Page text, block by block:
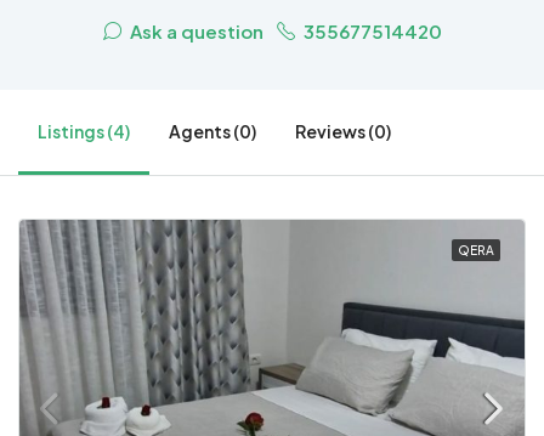
Ask a question 355677514420
Listings (4) Agents (0) Reviews (0)
QERA